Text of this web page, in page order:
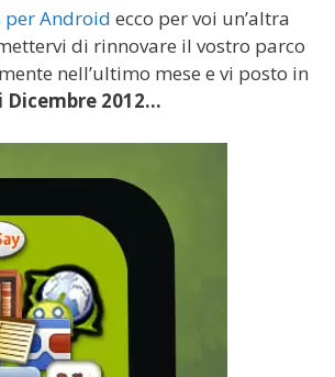
Android ecco per voi un’altra
di rinnovare il vostro parco
nell’ultimo mese e vi posto in
2012…